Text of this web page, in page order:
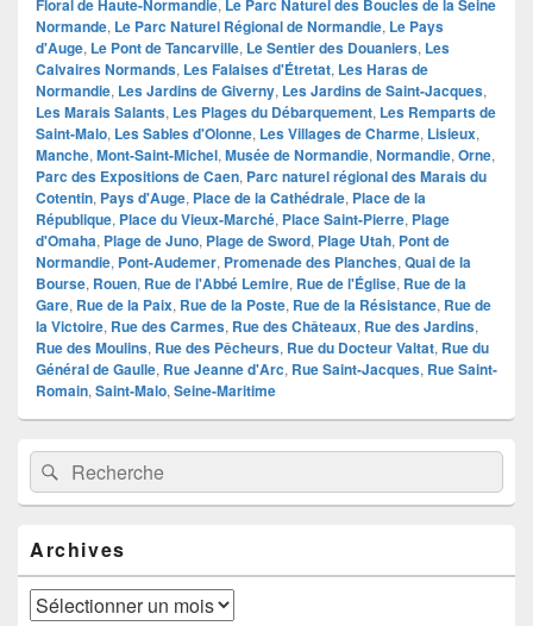
Floral de Haute-Normandie, Le Parc Naturel des Boucles de la Seine
Normande, Le Parc Naturel Régional de Normandie, Le Pays
d'Auge, Le Pont de Tancarville, Le Sentier des Douaniers, Les
Calvaires Normands, Les Falaises d'Étretat, Les Haras de
Normandie, Les Jardins de Giverny, Les Jardins de Saint-Jacques,
Les Marais Salants, Les Plages du Débarquement, Les Remparts de
Saint-Malo, Les Sables d'Olonne, Les Villages de Charme, Lisieux,
Manche, Mont-Saint-Michel, Musée de Normandie, Normandie, Orne,
Parc des Expositions de Caen, Parc naturel régional des Marais du
Cotentin, Pays d'Auge, Place de la Cathédrale, Place de la
République, Place du Vieux-Marché, Place Saint-Pierre, Plage
d'Omaha, Plage de Juno, Plage de Sword, Plage Utah, Pont de
Normandie, Pont-Audemer, Promenade des Planches, Quai de la
Bourse, Rouen, Rue de l'Abbé Lemire, Rue de l'Église, Rue de la
Gare, Rue de la Paix, Rue de la Poste, Rue de la Résistance, Rue de
la Victoire, Rue des Carmes, Rue des Châteaux, Rue des Jardins,
Rue des Moulins, Rue des Pêcheurs, Rue du Docteur Valtat, Rue du
Général de Gaulle, Rue Jeanne d'Arc, Rue Saint-Jacques, Rue Saint-
Romain, Saint-Malo, Seine-Maritime
Zone
principale
de
widget
barre
latérale
Recherche :Rechercher
Archives
Archives